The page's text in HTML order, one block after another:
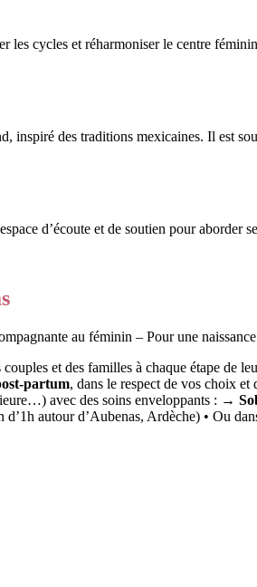
les cycles et réharmoniser le centre
des traditions mexicaines. Il est
d’écoute et de soutien pour aborder
au féminin – Pour une
et des familles à chaque étape de
partum, dans le respect de vos choix et
avec des soins enveloppants : →
d’1h autour d’Aubenas, Ardèche) • Ou